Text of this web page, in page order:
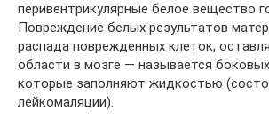
перивентрикулярные белое вещество
Повреждение белых результатов
распада поврежденных клеток,
области в мозге — называется
которые заполняют жидкостью
лейкомаляции).